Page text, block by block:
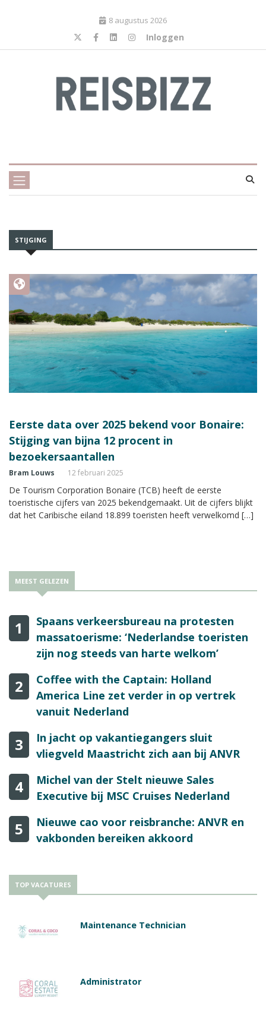
8 augustus 2026
Inloggen
STIJGING
Eerste data over 2025 bekend voor Bonaire:
Stijging van bijna 12 procent in
bezoekersaantallen
Bram Louws 12 februari 2025
De Tourism Corporation Bonaire (TCB) heeft de eerste
toeristische cijfers van 2025 bekendgemaakt. Uit de cijfers blijkt
dat het Caribische eiland 18.899 toeristen heeft verwelkomd […]
MEEST GELEZEN
1
Spaans verkeersbureau na protesten
massatoerisme: ‘Nederlandse toeristen
zijn nog steeds van harte welkom’
2
Coffee with the Captain: Holland
America Line zet verder in op vertrek
vanuit Nederland
3
In jacht op vakantiegangers sluit
vliegveld Maastricht zich aan bij ANVR
4
Michel van der Stelt nieuwe Sales
Executive bij MSC Cruises Nederland
5
Nieuwe cao voor reisbranche: ANVR en
vakbonden bereiken akkoord
TOP VACATURES
Maintenance Technician
Administrator